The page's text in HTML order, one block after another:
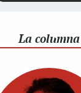
La columna